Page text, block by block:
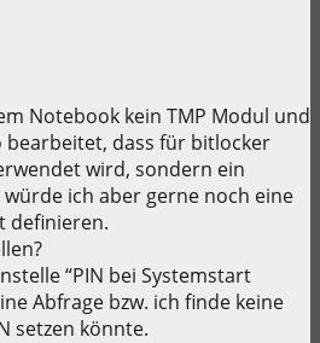
Notebook kein TMP Modul und
bearbeitet, dass für bitlocker
wird, sondern ein
ich aber gerne noch eine
definieren.
“PIN bei Systemstart
Abfrage bzw. ich finde keine
setzen könnte.